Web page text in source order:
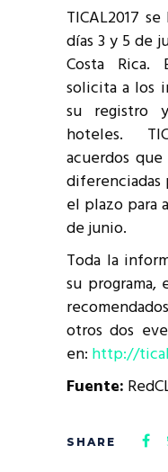
TICAL2017
días 3 y 5 de
Costa Rica.
solicita a los
su registro
hoteles.
acuerdos
diferenciadas
el plazo para
de junio.
Toda la
su
otros dos
en: http://
Fuente: